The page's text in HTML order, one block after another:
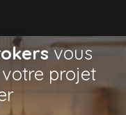
vous
projet